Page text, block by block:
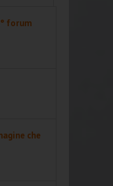
forum
che